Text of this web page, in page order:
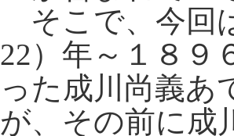
そこで、今回
22）年～１８９
った成川尚義あ
が、その前に成